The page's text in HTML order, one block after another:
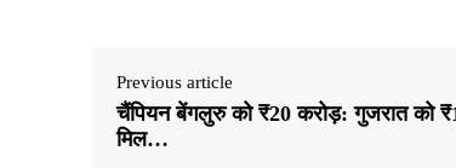
Previous article
चैंपियन बेंगलुरु को ₹20 करोड़: गुजरात को
मिल…